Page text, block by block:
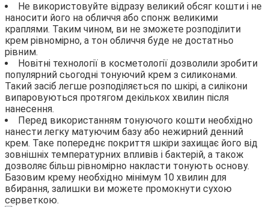
Не використовуйте відразу великий обсяг кошти і не
наносити його на обличчя або спонж великими
краплями. Таким чином, ви не зможете розподілити
крем рівномірно, а тон обличчя буде не достатньо
рівним.
Новітні технології в косметології дозволили зробити
популярний сьогодні тонуючий крем з силиконами.
Такий засіб легше розподіляється по шкірі, а силікони
випаровуються протягом декількох хвилин після
нанесення.
Перед використанням тонуючого кошти необхідно
нанести легку матуючим базу або нежирний денний
крем. Таке попереднє покриття шкіри захищає його від
зовнішніх температурних впливів і бактерій, а також
дозволяє більш рівномірно накласти тонують основу.
Базовим крему необхідно мінімум 10 хвилин для
вбирання, залишки ви можете промокнути сухою
серветкою.